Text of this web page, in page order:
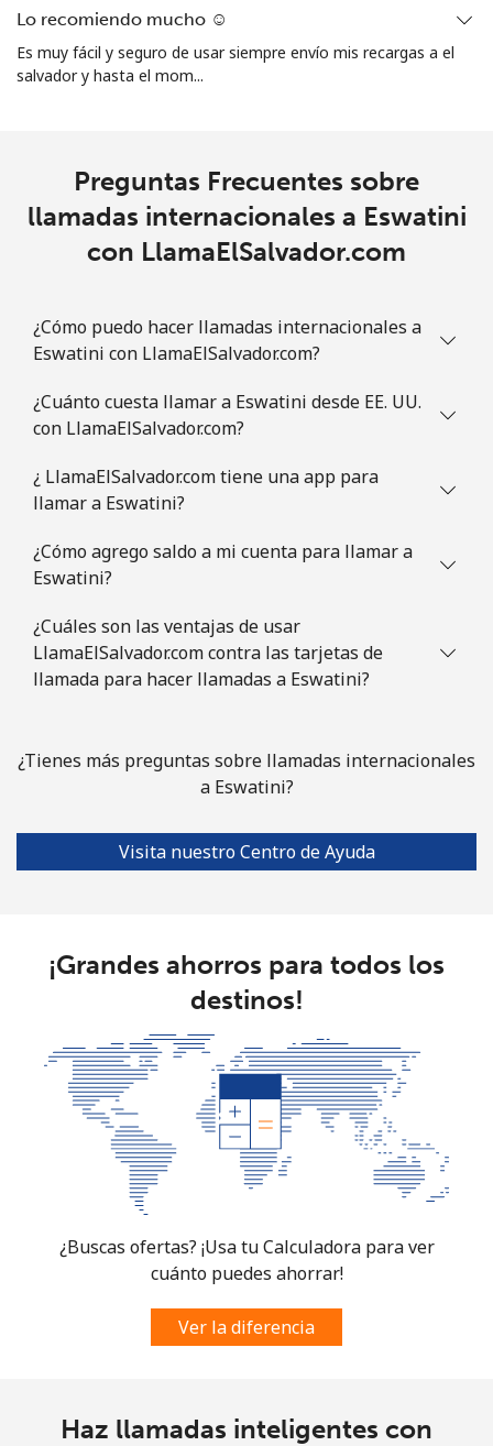
Celular ⁦41.9c⁩
⁦$10⁩
Lo recomiendo mucho ☺️
Es muy fácil y seguro de usar siempre envío mis recargas a el
salvador y hasta el mom...
Preguntas Frecuentes sobre
llamadas internacionales a Eswatini
con LlamaElSalvador.com
¿Cómo puedo hacer llamadas internacionales a
Eswatini con LlamaElSalvador.com?
¿Cuánto cuesta llamar a Eswatini desde EE. UU.
con LlamaElSalvador.com?
¿ LlamaElSalvador.com tiene una app para
llamar a Eswatini?
¿Cómo agrego saldo a mi cuenta para llamar a
Eswatini?
¿Cuáles son las ventajas de usar
LlamaElSalvador.com contra las tarjetas de
llamada para hacer llamadas a Eswatini?
¿Tienes más preguntas sobre llamadas internacionales
a Eswatini?
Visita nuestro Centro de Ayuda
¡Grandes ahorros para todos los
destinos!
¿Buscas ofertas? ¡Usa tu Calculadora para ver
cuánto puedes ahorrar!
Ver la diferencia
Haz llamadas inteligentes con